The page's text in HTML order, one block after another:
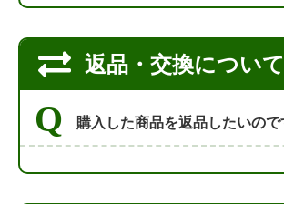
返品・交換について
購入した商品を返品したいので